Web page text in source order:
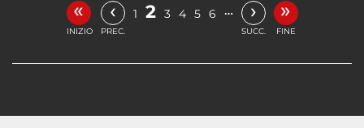
«
INIZIO
‹
PREC.
1 2 3 4 5 6 … ›
SUCC.
»
FINE